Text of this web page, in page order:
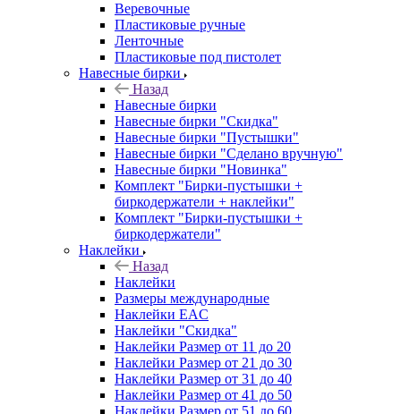
Веревочные
Пластиковые ручные
Ленточные
Пластиковые под пистолет
Навесные бирки
Назад
Навесные бирки
Навесные бирки "Скидка"
Навесные бирки "Пустышки"
Навесные бирки "Сделано вручную"
Навесные бирки "Новинка"
Комплект "Бирки-пустышки +
биркодержатели + наклейки"
Комплект "Бирки-пустышки +
биркодержатели"
Наклейки
Назад
Наклейки
Размеры международные
Наклейки EAC
Наклейки "Скидка"
Наклейки Размер от 11 до 20
Наклейки Размер от 21 до 30
Наклейки Размер от 31 до 40
Наклейки Размер от 41 до 50
Наклейки Размер от 51 до 60